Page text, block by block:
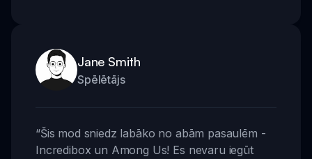
Jane Smith
Spēlētājs
“Šis mod sniedz labāko no abām pasaulēm -
Incredibox un Among Us! Es nevaru iegūt